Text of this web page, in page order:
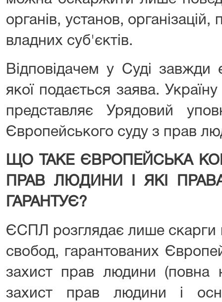
органів, установ,
владних суб'єктів.
Відповідачем у Суді
якої подається заява.
представляє Урядовий
Європейського суду з прав
ЩО ТАКЕ ЄВРОПЕЙСЬКА
ПРАВ ЛЮДИНИ І ЯКІ
ГАРАНТУЄ?
ЄСПЛ розглядає лише
свобод, гарантованих
захист прав людини (повна
захист прав людини і